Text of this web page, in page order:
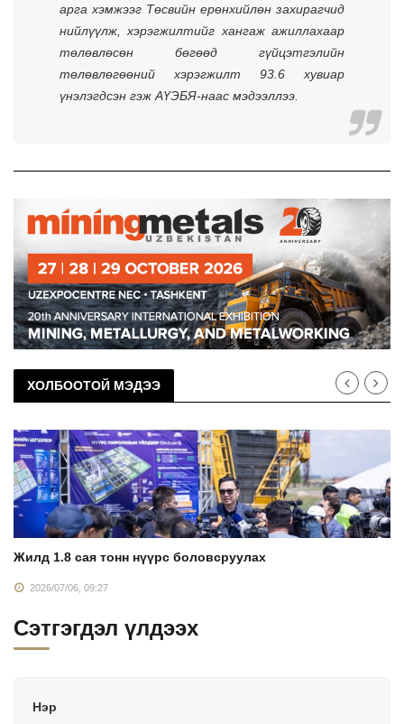
арга хэмжээг Төсвийн ерөнхийлөн захирагчид
нийлүүлж, хэрэгжилтийг хангаж ажиллахаар
төлөвлөсөн бөгөөд гүйцэтгэлийн
төлөвлөгөөний хэрэгжилт 93.6 хувиар
үнэлэгдсэн гэж АҮЭБЯ-наас мэдээллээ.
ХОЛБООТОЙ МЭДЭЭ
Жилд 1.8 сая тонн нүүрс боловсруулах
2026/07/06, 09:27
Сэтгэгдэл үлдээх
Нэр